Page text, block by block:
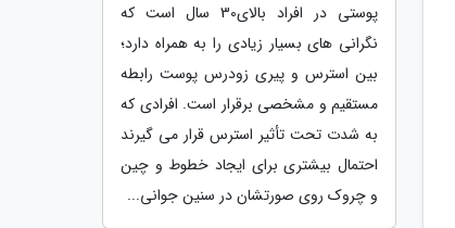
پوستی در افراد بالای30 سال است که
نگرانی های بسیار زیادی را به همراه دارد؛
بین استرس و پیری زودرس پوست رابطه
مستقیم و مشخصی برقرار است. افرادی که
به شدت تحت تأثیر استرس قرار می گیرند
احتمال بیشتری برای ایجاد خطوط و چین
و چروک روی صورتشان در سنین جوانی...